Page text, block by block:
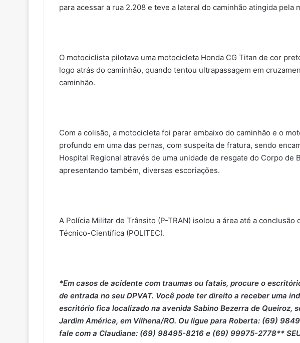
para acessar a rua 2.208 e teve a lateral do caminhão atingida pela
O motociclista pilotava uma motocicleta Honda CG Titan de cor
logo atrás do caminhão, quando tentou ultrapassagem em
caminhão.
Com a colisão, a motocicleta foi parar embaixo do caminhão e o
profundo em uma das pernas, com suspeita de fratura, sendo
Hospital Regional através de uma unidade de resgate do Corpo de
apresentando também, diversas escoriações.
A Polícia Militar de Trânsito (P-TRAN) isolou a área até a
Técnico-Científica (POLITEC).
*Em casos de acidente com traumas ou fatais, procure o
de entrada no seu DPVAT. Você pode ter direito a receber uma
escritório fica localizado na avenida Sabino Bezerra de Queiroz,
Jardim América, em Vilhena/RO. Ou ligue para Roberta: (69)
fale com a Claudiane: (69) 98495-8216 e (69) 99975-2778** SEU